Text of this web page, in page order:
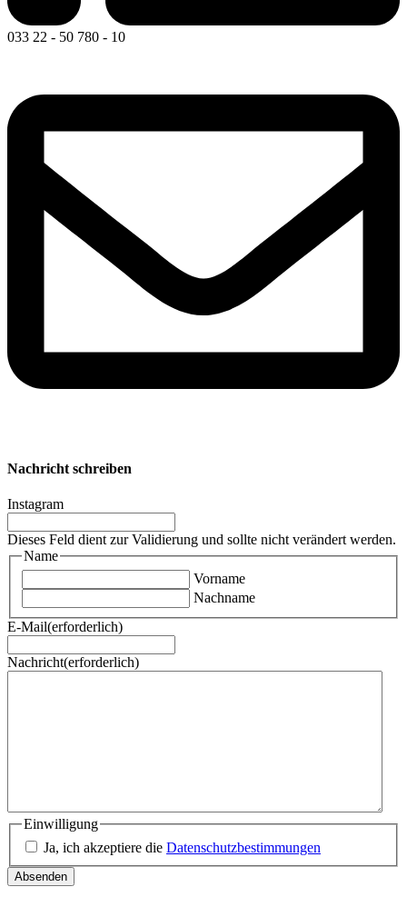
033 22 - 50 780 - 10
Nachricht schreiben
Instagram
Dieses Feld dient zur Validierung und sollte nicht verändert werden.
Name
Vorname
Nachname
E-Mail(erforderlich)
Nachricht(erforderlich)
Einwilligung
Ja, ich akzeptiere die Datenschutzbestimmungen